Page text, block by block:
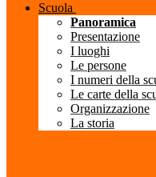
Scuola
Panoramica
Presentazione
I luoghi
Le persone
I numeri della
Le carte della
Organizzazione
La storia